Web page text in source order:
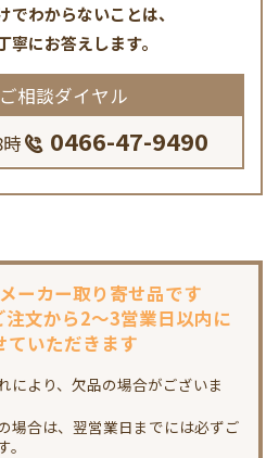
でわからないことは、
寧にお答えします。
相談ダイヤル
0466-47-9490
メーカー取り寄せ品です
注文から2～3営業日以内に
ていただきます
より、欠品の場合がございま
場合は、翌営業日までには必ずご